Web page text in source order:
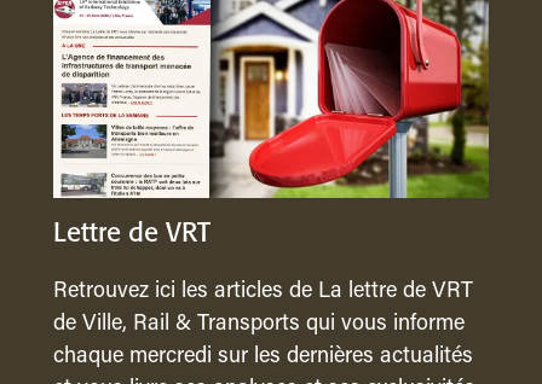
Lettre de VRT
Retrouvez ici les articles de La lettre de VRT
de Ville, Rail & Transports qui vous informe
chaque mercredi sur les dernières actualités